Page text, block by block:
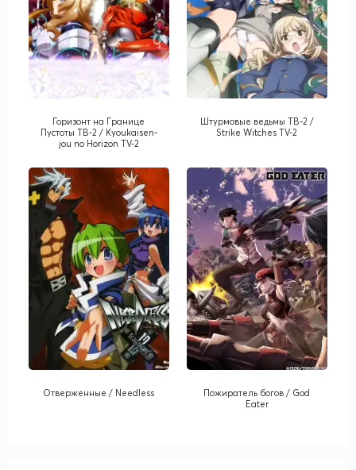
Горизонт на Границе
Пустоты ТВ-2 / Kyoukaisen-
jou no Horizon TV-2
Штурмовые ведьмы ТВ-2 /
Strike Witches TV-2
Отверженные / Needless
Пожиратель богов / God
Eater